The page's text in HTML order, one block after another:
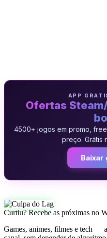
APP
Ofertas
4500+ jogos em promo,
preço. Grátis
Curtiu? Recebe as próximas no
Games, animes, filmes e tech —